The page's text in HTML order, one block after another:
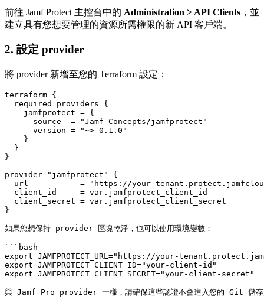
前往 Jamf Protect 主控台中的 Administration > API Clients ，並
建立具有您想要管理的資源所需權限的新 API 客戶端。
2. 設定 provider
將 provider 新增至您的 Terraform 設定：
terraform {
  required_providers {
    jamfprotect = {
      source  = "Jamf-Concepts/jamfprotect"
      version = "~> 0.1.0"
    }
  }
}
provider "jamfprotect" {
url           = "https://your-
  client_id     = var.jamfprotect_client_id
  client_secret = var.jamfprotect_client_secret
}
如果您想保持 provider 區塊乾淨，也可以使用環境變數：
```bash
export JAMFPROTECT_URL="https://your-
export JAMFPROTECT_CLIENT_ID="your-client-id"
export JAMFPROTECT_CLIENT_SECRET="your-client-secret"
與 Jamf Pro provider 一樣，請確保這些認證不會進入您的 Git